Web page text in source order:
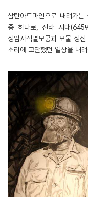
삼탄아트마인으로 내려가는
중 하나로, 신라 시대(645
정암사적멸보궁과 보물 정
소리에 고단했던 일상을 내